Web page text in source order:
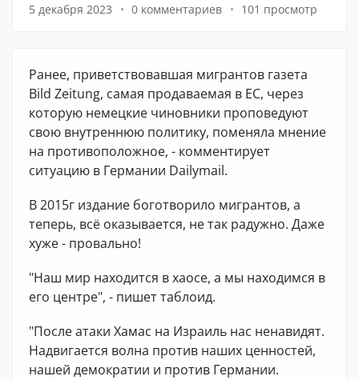
5 декабря 2023
0 комментариев 101 просмотр
Ранее, приветствовавшая мигрантов газета
Bild Zeitung, самая продаваемая в ЕС, через
которую немецкие чиновники проповедуют
свою внутреннюю политику, поменяла мнение
на противоположное, - комментирует
ситуацию в Германии Dailymail.
В 2015г издание боготворило мигрантов, а
теперь, всё оказывается, не так радужно. Даже
хуже - провально!
"Наш мир находится в хаосе, а мы находимся в
его центре", - пишет таблоид.
"После атаки Хамас на Израиль нас ненавидят.
Надвигается волна против наших ценностей,
нашей демократии и против Германии.